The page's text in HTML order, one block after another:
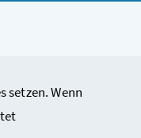
setzen. Wenn